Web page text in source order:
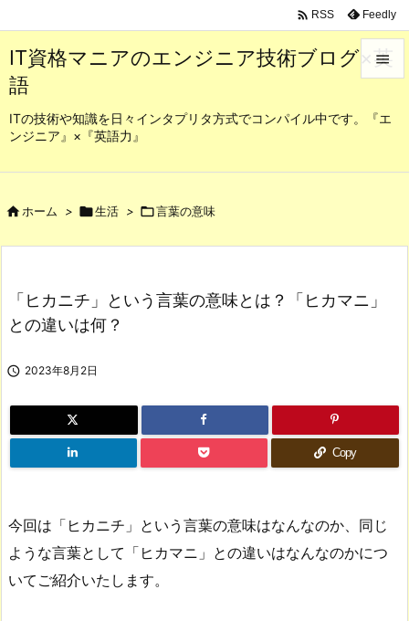
IT資格マニアのエンジニア技術ブログ×英
語
ITの技術や知識を日々インタプリタ方式でコンパイル中です。『エ
ンジニア』×『英語力』

メニュ
検索
 RSS Feedly
ホーム > 生活 > 言葉の意味
「ヒカニチ」という言葉の意味とは？「ヒカマニ」
との違いは何？
 2023年8月2日
Copy
今回は「ヒカニチ」という言葉の意味はなんなのか、同じ
ような言葉として「ヒカマニ」との違いはなんなのかにつ
いてご紹介いたします。